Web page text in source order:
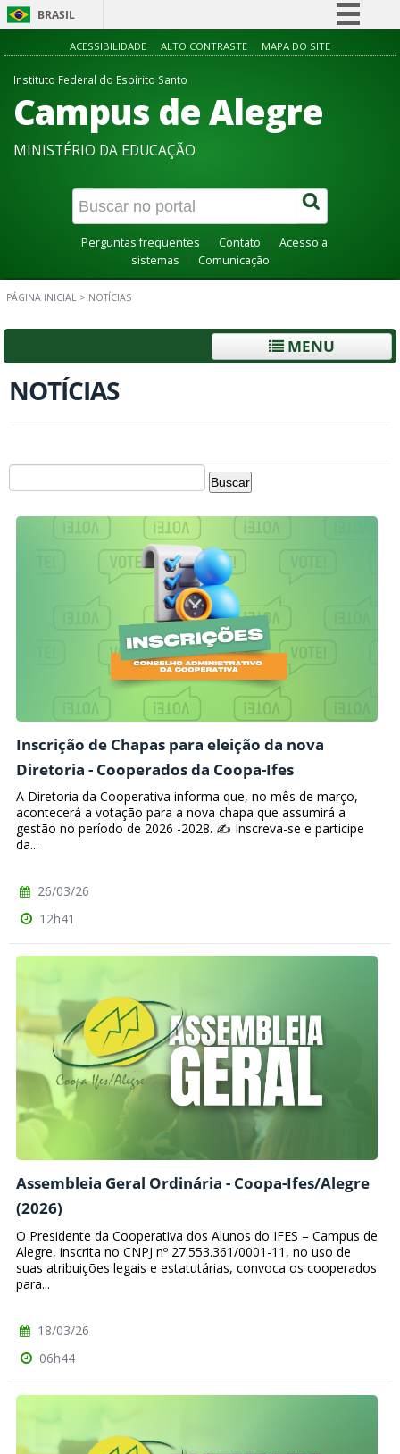
BRASIL
Simplifique!
Acesso à informação
Canais
ACESSIBILIDADE ALTO CONTRASTE MAPA DO SITE
Instituto Federal do Espírito Santo
Campus de Alegre
MINISTÉRIO DA EDUCAÇÃO
Perguntas frequentes Contato
Acesso a
sistemas
Comunicação
PÁGINA INICIAL > NOTÍCIAS
MENU
NOTÍCIAS
Inscrição de Chapas para eleição da nova
Diretoria - Cooperados da Coopa-Ifes
A Diretoria da Cooperativa informa que, no mês de março,
acontecerá a votação para a nova chapa que assumirá a
gestão no período de 2026 -2028. ✍️ Inscreva-se e participe
da...
26/03/26
12h41
Assembleia Geral Ordinária - Coopa-Ifes/Alegre
(2026)
O Presidente da Cooperativa dos Alunos do IFES – Campus de
Alegre, inscrita no CNPJ nº 27.553.361/0001-11, no uso de
suas atribuições legais e estatutárias, convoca os cooperados
para...
18/03/26
06h44